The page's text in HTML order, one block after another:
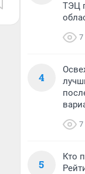
ТЭЦ
7
4
7
5
Кто